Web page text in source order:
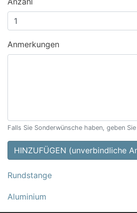
Anmerkungen
Falls Sie Sonderwünsche haben, geben
HINZUFÜGEN (unverbindliche
Rundstange
Aluminium